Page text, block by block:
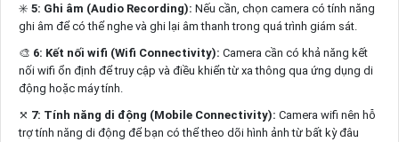
✳️ 5: Ghi âm (Audio Recording): Nếu cần, chọn camera có tính năng
ghi âm để có thể nghe và ghi lại âm thanh trong quá trình giám sát.
🎨 6: Kết nối wifi (Wifi Connectivity): Camera cần có khả năng kết
nối wifi ổn định để truy cập và điều khiển từ xa thông qua ứng dụng di
động hoặc máy tính.
⤧ 7: Tính năng di động (Mobile Connectivity): Camera wifi nên hỗ
trợ tính năng di động để bạn có thể theo dõi hình ảnh từ bất kỳ đâu